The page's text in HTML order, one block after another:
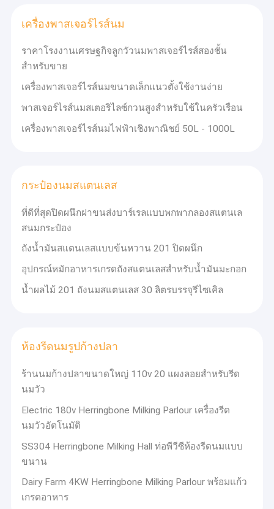
เครื่องพาสเจอร์ไรส์นม
ราคาโรงงานเศรษฐกิจลูกวัวนมพาสเจอร์ไรส์สองชั้น
สำหรับขาย
เครื่องพาสเจอร์ไรส์นมขนาดเล็กแนวตั้งใช้งานง่าย
พาสเจอร์ไรส์นมสเตอริไลซ์กวนสูงสำหรับใช้ในครัวเรือน
เครื่องพาสเจอร์ไรส์นมไฟฟ้าเชิงพาณิชย์ 50L - 1000L
กระป๋องนมสแตนเลส
ที่ดีที่สุดปิดผนึกฝาขนส่งบาร์เรลแบบพกพากลองสแตนเล
สนมกระป๋อง
ถังน้ำมันสแตนเลสแบบข้นหวาน 201 ปิดผนึก
อุปกรณ์หมักอาหารเกรดถังสแตนเลสสำหรับน้ำมันมะกอก
น้ำผลไม้ 201 ถังนมสแตนเลส 30 ลิตรบรรจุรีไซเคิล
ห้องรีดนมรูปก้างปลา
ร้านนมก้างปลาขนาดใหญ่ 110v 20 แผงลอยสำหรับรีด
นมวัว
Electric 180v Herringbone Milking Parlour เครื่องรีด
นมวัวอัตโนมัติ
SS304 Herringbone Milking Hall ท่อพีวีซีห้องรีดนมแบบ
ขนาน
Dairy Farm 4KW Herringbone Milking Parlour พร้อมแก้ว
เกรดอาหาร